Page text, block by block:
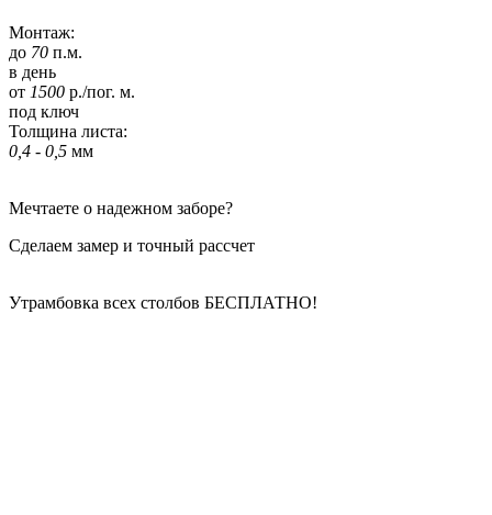
Монтаж:
до 70 п.м.
в день
от 1500 р./пог. м.
под ключ
Толщина листа:
0,4 - 0,5 мм
Мечтаете о надежном заборе?
Сделаем замер и точный рассчет
Утрамбовка всех столбов БЕСПЛАТНО!